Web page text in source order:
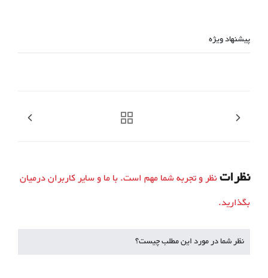
پیشنهاد ویژه
نظراتنظر و تجربه شما مهم است. با ما و سایر کاربران درمیان
بگذارید.
نظر شما در مورد این مطلب چیست؟